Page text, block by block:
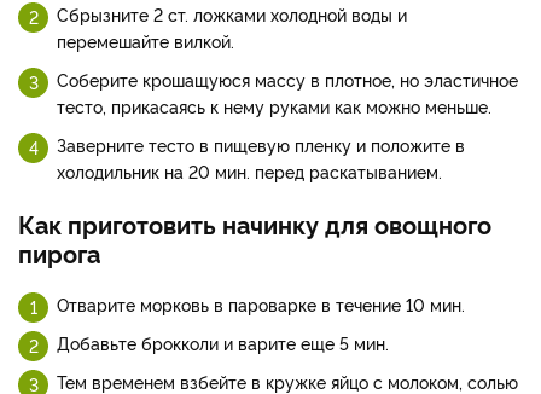
Сбрызните 2 ст. ложками холодной воды и
перемешайте вилкой.
Соберите крошащуюся массу в плотное, но эластичное
тесто, прикасаясь к нему руками как можно меньше.
Заверните тесто в пищевую пленку и положите в
холодильник на 20 мин. перед раскатыванием.
Как приготовить начинку для овощного
пирога
Отварите морковь в пароварке в течение 10 мин.
Добавьте брокколи и варите еще 5 мин.
Тем временем взбейте в кружке яйцо с молоком, солью